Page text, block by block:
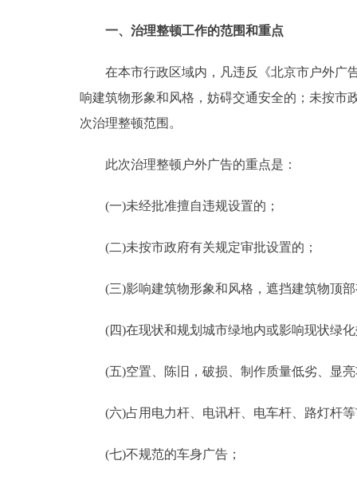
走进北京
一、治理整顿工作的范围和重点
在本市行政区域内，凡违反《北京市户外广告
响建筑物形象和风格，妨碍交通安全的；未按市
次治理整顿范围。
此次治理整顿户外广告的重点是：
(一)未经批准擅自违规设置的；
(二)未按市政府有关规定审批设置的；
(三)影响建筑物形象和风格，遮挡建筑物顶部
(四)在现状和规划城市绿地内或影响现状绿化
(五)空置、陈旧，破损、制作质量低劣、显
(六)占用电力杆、电讯杆、电车杆、路灯杆等
(七)不规范的车身广告；